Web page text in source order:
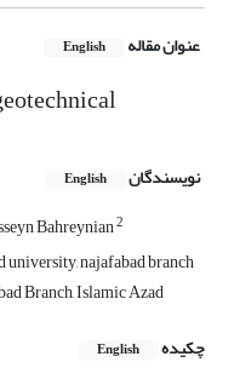
عنوان مقاله English
نویسندگان English
Bahreynian2
najafabad branch
Branch, Islamic Azad
چکیده
English